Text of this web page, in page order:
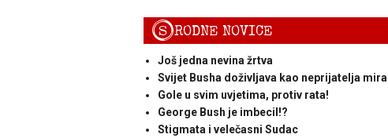
SRODNE NOVICE
Još jedna nevina žrtva
Svijet Busha doživljava kao neprijatelja mira
Gole u svim uvjetima, protiv rata!
George Bush je imbecil!?
Stigmata i velečasni Sudac